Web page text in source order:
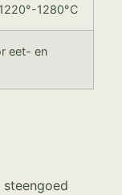
1280°C
eet- en